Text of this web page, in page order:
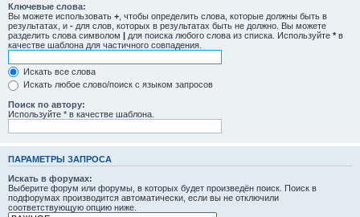
Ключевые слова:
Вы можете использовать + , чтобы определить слова, которые должны быть в
результатах, и - для слов, которых в результатах быть не должно. Вы можете
разделить слова символом | для поиска любого слова из списка. Используйте * в
качестве шаблона для частичного совпадения.
Искать все слова
Искать любое слово/поиск с языком запросов
Поиск по автору:
Используйте * в качестве шаблона.
ПАРАМЕТРЫ ЗАПРОСА
Искать в форумах:
Выберите форум или форумы, в которых будет произведён поиск. Поиск в
подфорумах производится автоматически, если вы не отключили
соответствующую опцию ниже.